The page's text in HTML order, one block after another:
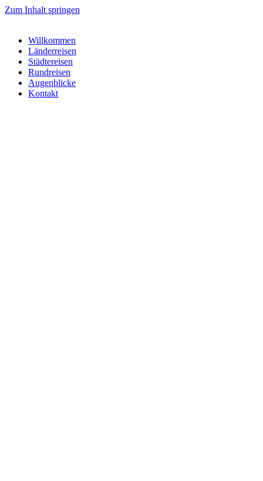
Zum Inhalt springen
Willkommen
Länderreisen
Städtereisen
Rundreisen
Augenblicke
Kontakt